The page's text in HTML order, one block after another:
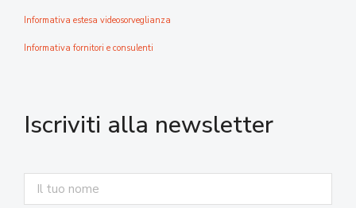
Informativa estesa videosorveglianza
Informativa fornitori e consulenti
Iscriviti alla newsletter